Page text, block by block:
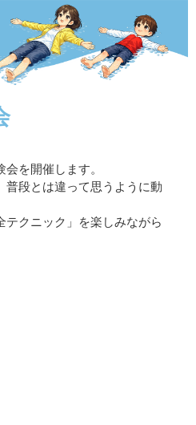
を開催します。
普段とは違って思うように動
テクニック」を楽しみながら